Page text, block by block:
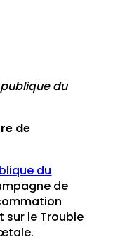
du
de
du
de
sur le Trouble